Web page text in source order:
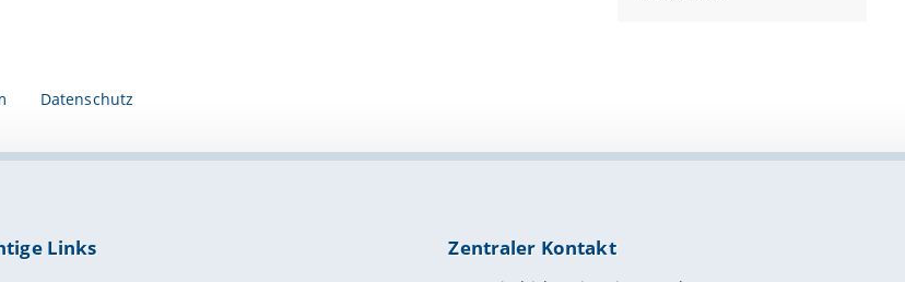
Datenschutz
Links Zentraler Kontakt